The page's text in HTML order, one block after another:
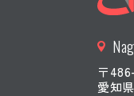
浸
〒
愛知